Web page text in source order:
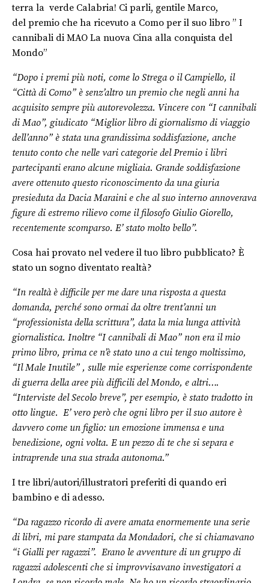
terra la verde Calabria! Ci parli, gentile Marco,
del premio che ha ricevuto a Como per il suo libro ” I
cannibali di MAO La nuova Cina alla conquista del
Mondo”
“Dopo i premi più noti, come lo Strega o il Campiello, il
“Città di Como” è senz’altro un premio che negli anni ha
acquisito sempre più autorevolezza. Vincere con “I cannibali
di Mao”, giudicato “Miglior libro di giornalismo di viaggio
dell’anno” è stata una grandissima soddisfazione, anche
tenuto conto che nelle vari categorie del Premio i libri
partecipanti erano alcune migliaia. Grande soddisfazione
avere ottenuto questo riconoscimento da una giuria
presieduta da Dacia Maraini e che al suo interno annoverava
figure di estremo rilievo come il filosofo Giulio Giorello,
recentemente scomparso. E’ stato molto bello”.
Cosa hai provato nel vedere il tuo libro pubblicato? È
stato un sogno diventato realtà?
“In realtà è difficile per me dare una risposta a questa
domanda, perché sono ormai da oltre trent’anni un
“professionista della scrittura”, data la mia lunga attività
giornalistica. Inoltre “I cannibali di Mao” non era il mio
primo libro, prima ce n’è stato uno a cui tengo moltissimo,
“Il Male Inutile” , sulle mie esperienze come corrispondente
di guerra della aree più difficili del Mondo, e altri….
“Interviste del Secolo breve”, per esempio, è stato tradotto in
otto lingue. E’ vero però che ogni libro per il suo autore è
davvero come un figlio: un emozione immensa e una
benedizione, ogni volta. E un pezzo di te che si separa e
intraprende una sua strada autonoma.”
I tre libri/autori/illustratori preferiti di quando eri
bambino e di adesso.
“Da ragazzo ricordo di avere amata enormemente una serie
di libri, mi pare stampata da Mondadori, che si chiamavano
“i Gialli per ragazzi”. Erano le avventure di un gruppo di
ragazzi adolescenti che si improvvisavano investigatori a